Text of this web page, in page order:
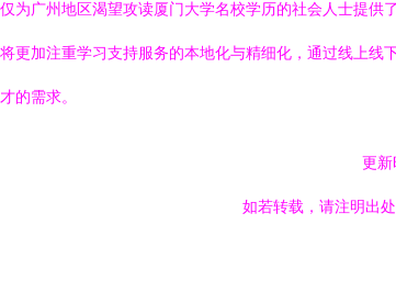
为广州地区渴望攻读厦门大学名校学历的社会人士提
更加注重学习支持服务的本地化与精细化，通过线上
的需求。
更
如若转载，请注明出